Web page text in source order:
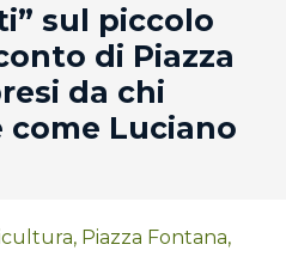
sul piccolo
di Piazza
da chi
come Luciano